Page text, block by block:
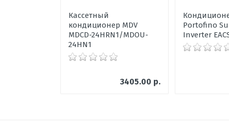
Фильтрация
Энергоэффективность, Тепло
Энергоэффективность, Холод
Ваше сообщение
Кассетный
кондиционер MDV
MDCD-24HRN1/MDOU-
24HN1
3405.00 р.
Portofino
Inverter